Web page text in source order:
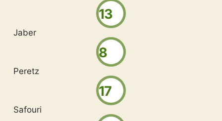
13
Jaber
8
Peretz
17
Safouri